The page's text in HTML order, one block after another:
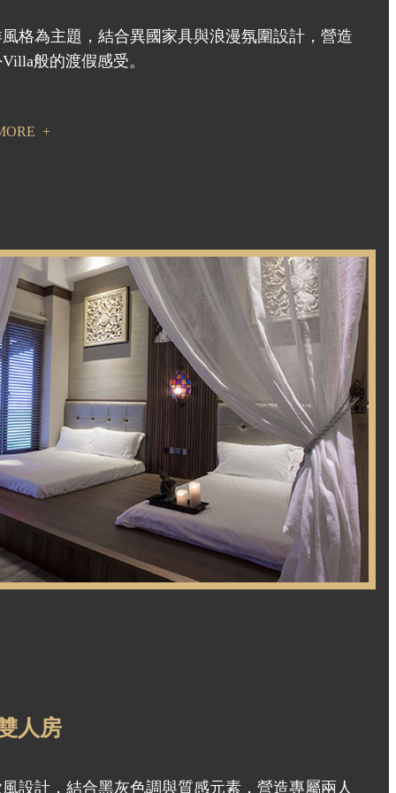
格為主題，結合異國家具與浪漫氛圍設計，營造
般的渡假感受。
+
人房
設計，結合黑灰色調與質感元素，營造專屬兩人